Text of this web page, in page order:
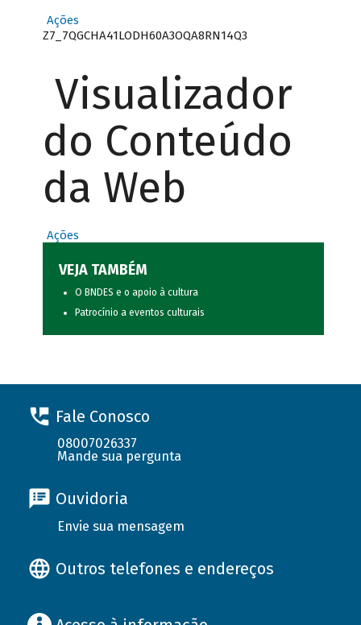
Ações
Z7_7QGCHA41LODH60A3OQA8RN14Q3
Visualizador
do Conteúdo
da Web
Ações
VEJA TAMBÉM
O BNDES e o apoio à cultura
Patrocínio a eventos culturais
Fale Conosco
08007026337
Mande sua pergunta
Ouvidoria
Envie sua mensagem
Outros telefones e endereços